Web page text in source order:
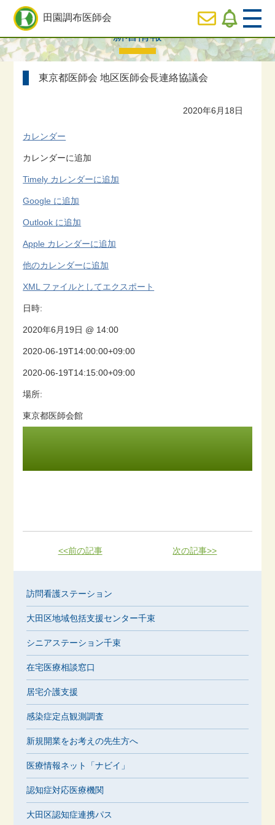
田園調布医師会
  HOME
HOME> 新着情報 > 東京都医師会 地区医師会長連絡協議会
新着情報
東京都医師会 地区医師会長連絡協議会
2020年6月18日
カレンダー
カレンダーに追加
Timely カレンダーに追加
Google に追加
Outlook に追加
Apple カレンダーに追加
他のカレンダーに追加
XML ファイルとしてエクスポート
日時:
2020年6月19日 @ 14:00
2020-06-19T14:00:00+09:00
2020-06-19T14:15:00+09:00
場所:
東京都医師会館
<<前の記事 次の記事>>
訪問看護ステーション
大田区地域包括支援センター千束
シニアステーション千束
在宅医療相談窓口
居宅介護支援
感染症定点観測調査
新規開業をお考えの先生方へ
医療情報ネット「ナビイ」
認知症対応医療機関
大田区認知症連携パス